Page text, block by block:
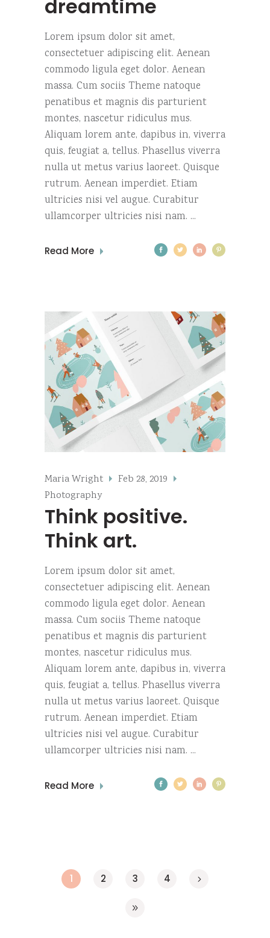
dreamtime
Lorem ipsum dolor sit amet,
consectetuer adipiscing elit. Aenean
commodo ligula eget dolor. Aenean
massa. Cum sociis Theme natoque
penatibus et magnis dis parturient
montes, nascetur ridiculus mus.
Aliquam lorem ante, dapibus in, viverra
quis, feugiat a, tellus. Phasellus viverra
nulla ut metus varius laoreet. Quisque
rutrum. Aenean imperdiet. Etiam
ultricies nisi vel augue. Curabitur
ullamcorper ultricies nisi nam.
Read More
Maria Wright
Feb 28, 2019
Photography
Think positive.
Think art.
Lorem ipsum dolor sit amet,
consectetuer adipiscing elit. Aenean
commodo ligula eget dolor. Aenean
massa. Cum sociis Theme natoque
penatibus et magnis dis parturient
montes, nascetur ridiculus mus.
Aliquam lorem ante, dapibus in, viverra
quis, feugiat a, tellus. Phasellus viverra
nulla ut metus varius laoreet. Quisque
rutrum. Aenean imperdiet. Etiam
ultricies nisi vel augue. Curabitur
ullamcorper ultricies nisi nam.
Read More
1 2 3 4